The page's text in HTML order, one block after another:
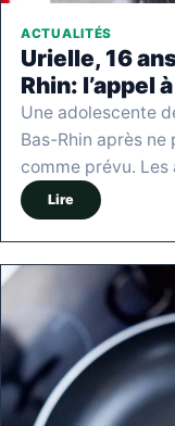
ACTUALITÉS
Urielle, 16
Rhin: l’appel
Une adolescente
Bas-Rhin après
comme prévu.
Lire